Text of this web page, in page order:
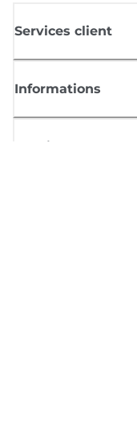
Services client
Informations
Boutique